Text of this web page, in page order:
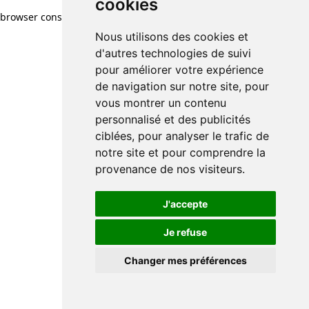
cookies
Nous utilisons des cookies et
d'autres technologies de suivi
pour améliorer votre expérience
de navigation sur notre site, pour
vous montrer un contenu
personnalisé et des publicités
ciblées, pour analyser le trafic de
notre site et pour comprendre la
provenance de nos visiteurs.
J'accepte
Je refuse
Changer mes préférences
browser console for more information)